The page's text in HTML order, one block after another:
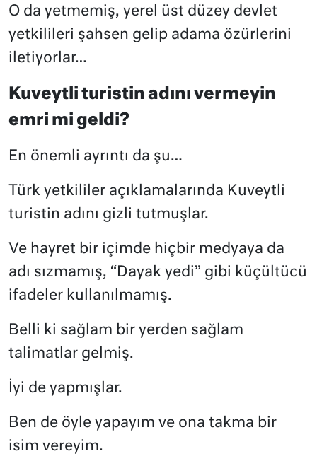
O da yetmemiş, yerel üst düzey devlet
yetkilileri şahsen gelip adama özürlerini
iletiyorlar…
Kuveytli turistin adını vermeyin
emri mi geldi?
En önemli ayrıntı da şu…
Türk yetkililer açıklamalarında Kuveytli
turistin adını gizli tutmuşlar.
Ve hayret bir içimde hiçbir medyaya da
adı sızmamış, “Dayak yedi” gibi küçültücü
ifadeler kullanılmamış.
Belli ki sağlam bir yerden sağlam
talimatlar gelmiş.
İyi de yapmışlar.
Ben de öyle yapayım ve ona takma bir
isim vereyim.